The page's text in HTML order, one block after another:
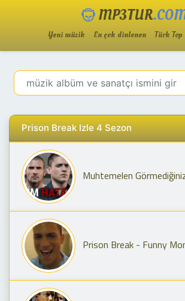
MP3TUR
Yeni müzik En çok dinlenen Türk Top
Prison Break Izle 4 Sezon
Muhtemelen Görmediğiniz Prison Break
Prison Break - Funny